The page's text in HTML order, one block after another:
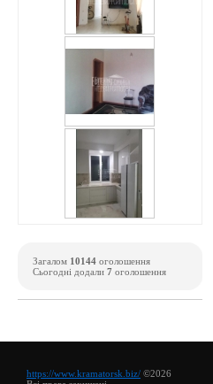
Загалом 10144 оголошення
Сьогодні додали 7 оголошення
https://www.kramatorsk.biz/ ©2026